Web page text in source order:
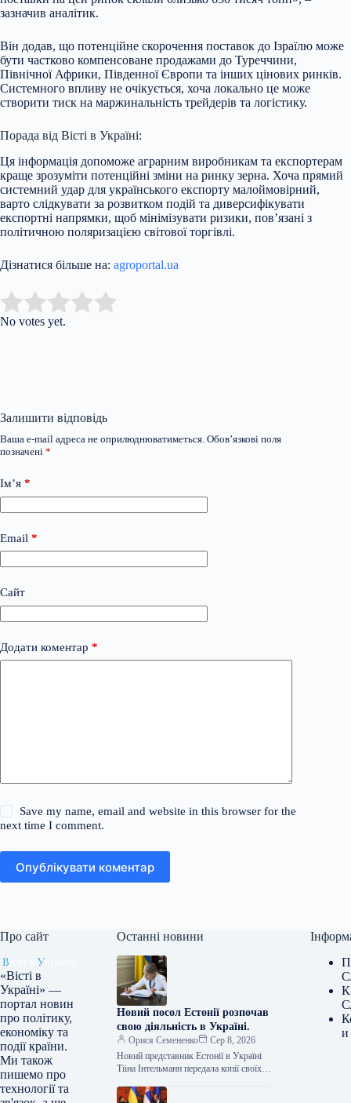
зазначив аналітик.
Він додав, що потенційне скорочення поставок до Ізраїлю може
бути частково компенсоване продажами до Туреччини,
Північної Африки, Південної Європи та інших цінових ринків.
Системного впливу не очікується, хоча локально це може
створити тиск на маржинальність трейдерів та логістику.
Порада від Вісті в Україні:
Ця інформація допоможе аграрним виробникам та експортерам
краще зрозуміти потенційні зміни на ринку зерна. Хоча прямий
системний удар для українського експорту малоймовірний,
варто слідкувати за розвитком подій та диверсифікувати
експортні напрямки, щоб мінімізувати ризики, пов’язані з
політичною поляризацією світової торгівлі.
Дізнатися більше на: agroportal.ua
Rate this item:
No votes yet.
Залишити відповідь
Ваша e-mail адреса не оприлюднюватиметься. Обов’язкові поля
позначені *
Ім’я *
Email *
Сайт
Додати коментар *
Save my name, email and website in this browser for the
next time I comment.
Опублікувати коментар
Про сайт
«Вісті в
Україні» —
портал новин
про політику,
економіку та
події країни.
Ми також
пишемо про
технології та
Останні новини
Новий посол Естонії розпочав
свою діяльність в Україні.
Орися Семененко
Сер 8, 2026
Новий представник Естонії в Україні
Тііна Інтельманн передала копії своїх
заступнику міністра закордонних справ
и